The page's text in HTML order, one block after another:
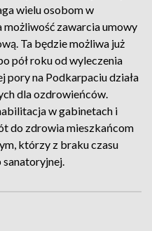
wielu osobom w
zawarcia umowy
Ta będzie możliwa już
pół roku od wyleczenia
na Podkarpaciu działa
dla ozdrowieńców.
w gabinetach i
do zdrowia mieszkańcom
którzy z braku czasu